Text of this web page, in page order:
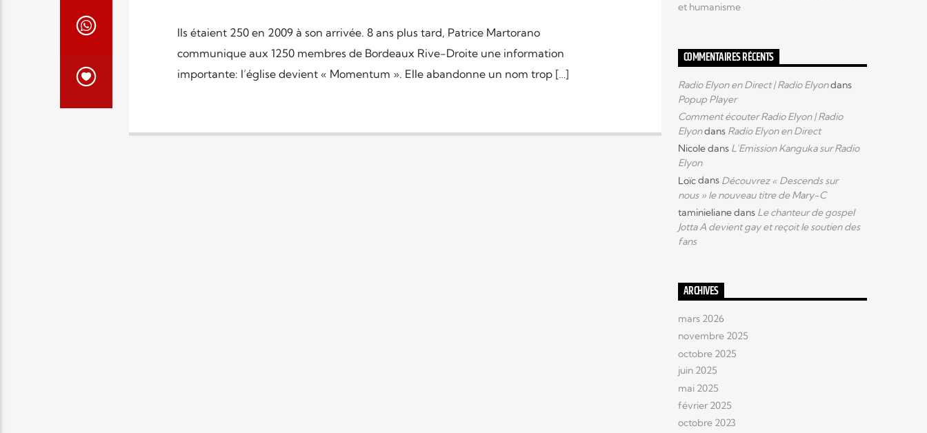
Ils étaient 250 en 2009 à son arrivée. 8 ans plus tard, Patrice Martorano
communique aux 1250 membres de Bordeaux Rive-Droite une information
importante: l’église devient « Momentum ». Elle abandonne un nom trop […]
et humanisme
COMMENTAIRES RÉCENTS
Radio Elyon en Direct | Radio Elyondans
Popup Player
Comment écouter Radio Elyon | Radio
Elyondans Radio Elyon en Direct
Nicoledans L’Emission Kanguka sur Radio
Elyon
Loïcdans Découvrez « Descends sur
nous » le nouveau titre de Mary-C
taminielianedans Le chanteur de gospel
Jotta A devient gay et reçoit le soutien des
fans
ARCHIVES
mars 2026
novembre 2025
octobre 2025
juin 2025
mai 2025
février 2025
octobre 2023